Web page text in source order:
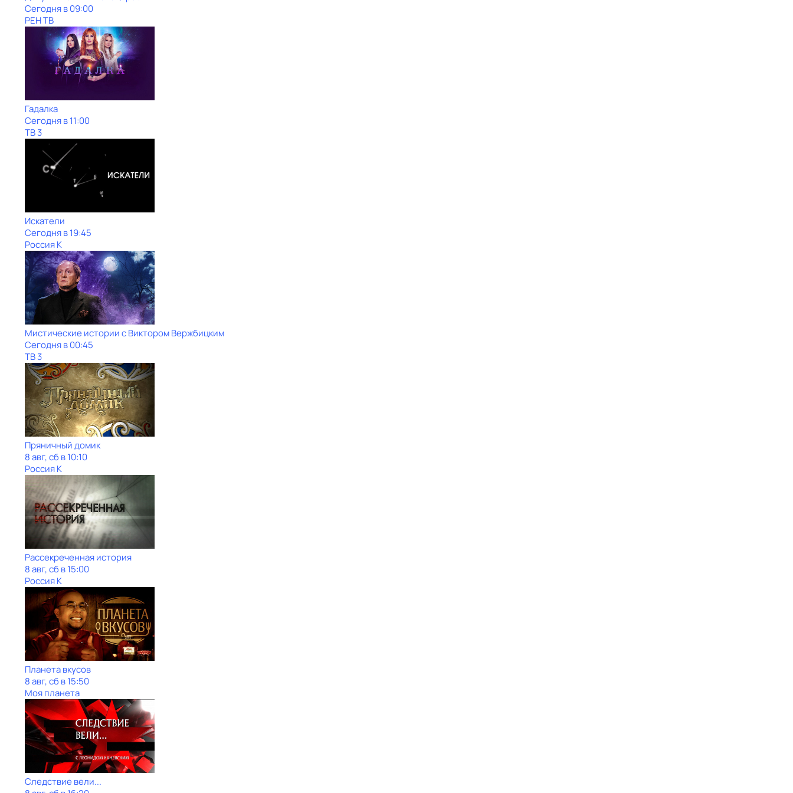
Сегодня в 09:00
РЕН ТВ
Гадалка
Сегодня в 11:00
ТВ 3
Искатели
Сегодня в 19:45
Россия К
Мистические истории с Виктoром Bержбицким
Сегодня в 00:45
ТВ 3
Пряничный домик
8 авг, сб в 10:10
Россия К
Рассекреченная история
8 авг, сб в 15:00
Россия К
Планета вкусов
8 авг, сб в 15:50
Моя планета
Следствие вели...